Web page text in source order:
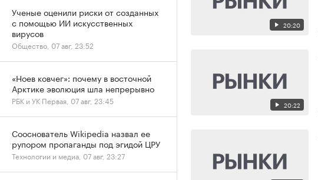
20:20
20:22
Ученые оценили риски от созданных
с помощью ИИ искусственных
вирусов
Общество, 07 авг, 23:52
«Ноев ковчег»: почему в восточной
Арктике эволюция шла непрерывно
РБК и УК Первая, 07 авг, 23:45
Сооснователь Wikipedia назвал ее
рупором пропаганды под эгидой ЦРУ
Технологии и медиа, 07 авг, 23:27